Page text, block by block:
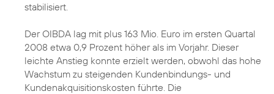
stabilisiert.
Der OIBDA lag mit plus 163 Mio. Euro im ersten Quartal
2008 etwa 0,9 Prozent höher als im Vorjahr. Dieser
leichte Anstieg konnte erzielt werden, obwohl das hohe
Wachstum zu steigenden Kundenbindungs- und
Kundenakquisitionskosten führte. Die